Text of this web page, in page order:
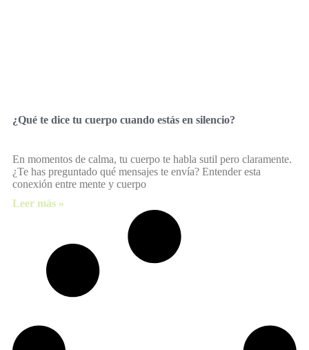
¿Qué te dice tu cuerpo cuando estás en silencio?
En momentos de calma, tu cuerpo te habla sutil pero claramente.
¿Te has preguntado qué mensajes te envía? Entender esta
conexión entre mente y cuerpo
Leer más »